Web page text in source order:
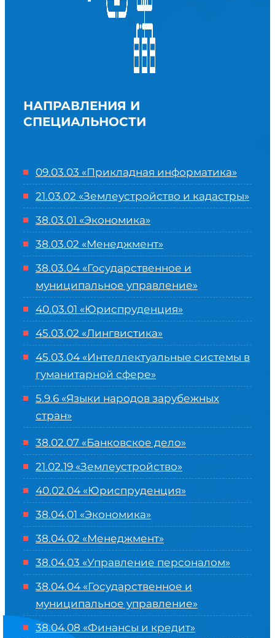
НАПРАВЛЕНИЯ И
СПЕЦИАЛЬНОСТИ
09.03.03 «Прикладная информатика»
21.03.02 «Землеустройство и кадастры»
38.03.01 «Экономика»
38.03.02 «Менеджмент»
38.03.04 «Государственное и
муниципальное управление»
40.03.01 «Юриспруденция»
45.03.02 «Лингвистика»
45.03.04 «Интеллектуальные системы в
гуманитарной сфере»
5.9.6 «Языки народов зарубежных
стран»
38.02.07 «Банковское дело»
21.02.19 «Землеустройство»
40.02.04 «Юриспруденция»
38.04.01 «Экономика»
38.04.02 «Менеджмент»
38.04.03 «Управление персоналом»
38.04.04 «Государственное и
муниципальное управление»
38.04.08 «Финансы и кредит»